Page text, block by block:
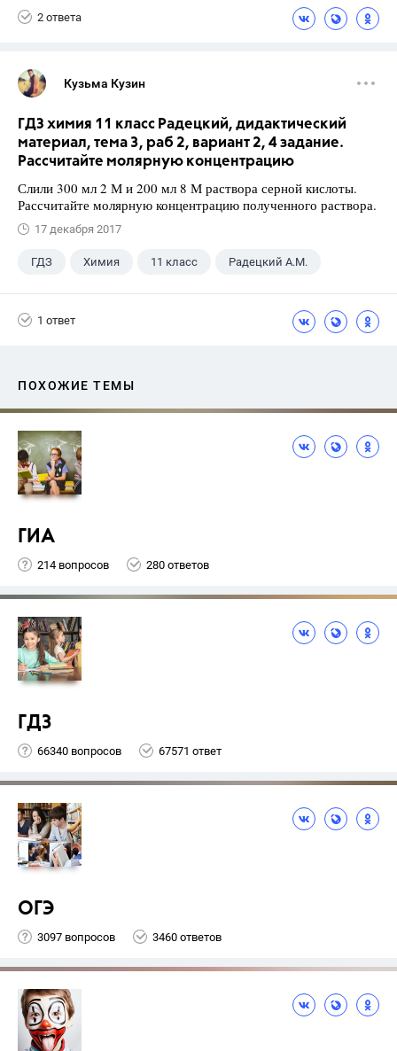
2 ответа
Кузьма Кузин
ГДЗ химия 11 класс Радецкий, дидактический
материал, тема 3, раб 2, вариант 2, 4 задание.
Рассчитайте молярную концентрацию
Слили 300 мл 2 М и 200 мл 8 М раствора серной кислоты.
Рассчитайте молярную концентрацию полученного раствора.
17 декабря 2017
ГДЗ Химия 11 класс Радецкий А.М.
1 ответ
ПОХОЖИЕ ТЕМЫ
ГИА
214 вопросов 280 ответов
ГДЗ
66340 вопросов 67571 ответ
ОГЭ
3097 вопросов 3460 ответов